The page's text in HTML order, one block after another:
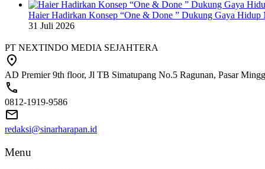
Haier Hadirkan Konsep “One & Done ” Dukung Gaya Hidup
31 Juli 2026
PT NEXTINDO MEDIA SEJAHTERA
AD Premier 9th floor, Jl TB Simatupang No.5 Ragunan, Pasar
0812-1919-9586
redaksi@sinarharapan.id
Menu